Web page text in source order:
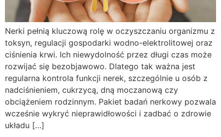
Nerki pełnią kluczową rolę w oczyszczaniu organizmu z
toksyn, regulacji gospodarki wodno-elektrolitowej oraz
ciśnienia krwi. Ich niewydolność przez długi czas może
rozwijać się bezobjawowo. Dlatego tak ważna jest
regularna kontrola funkcji nerek, szczególnie u osób z
nadciśnieniem, cukrzycą, dną moczanową czy
obciążeniem rodzinnym. Pakiet badań nerkowy pozwala
wcześnie wykryć nieprawidłowości i zadbać o zdrowie
układu […]